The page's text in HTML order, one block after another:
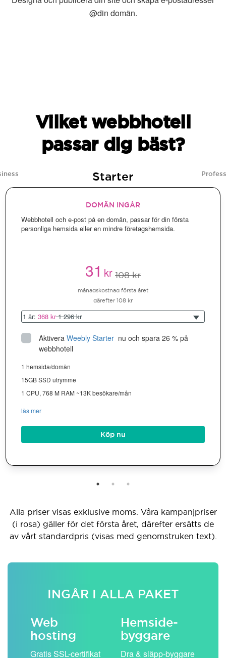
@din domän.
Vilket webbhotell
passar dig bäst?
Starter
DOMÄN INGÅR
Webbhotell och e-post på en domän, passar för din första
personliga hemsida eller en mindre företagshemsida.
31kr 108 kr
månadskostnad första året
därefter 108 kr
1 år: 368 kr1 296 kr
Aktivera Weebly Starter nu och spara 26 % på
webbhotell
1 hemsida/domän
15GB SSD utrymme
1 CPU, 768 M RAM ~13K besökare/mån
läs mer
Köp nu
Alla priser visas exklusive moms. Våra kampanjpriser
(i rosa) gäller för det första året, därefter ersätts de
av vårt standardpris (visas med genomstruken text).
INGÅR I ALLA PAKET
Web
hosting
Gratis SSL-certifikat
Hemside­
byggare
Dra & släpp-byggare